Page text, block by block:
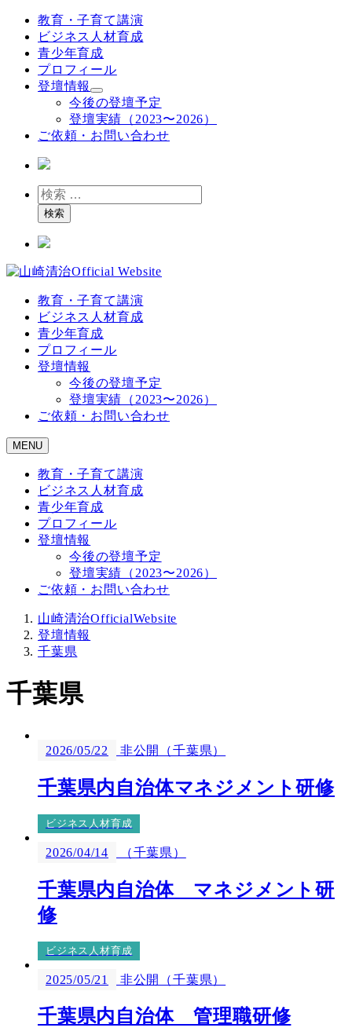
教育・子育て講演
ビジネス人材育成
青少年育成
プロフィール
登壇情報
今後の登壇予定
登壇実績（2023〜2026）
ご依頼・お問い合わせ
検
索検索
教育・子育て講演
ビジネス人材育成
青少年育成
プロフィール
登壇情報
今後の登壇予定
登壇実績（2023〜2026）
ご依頼・お問い合わせ
MENU
教育・子育て講演
ビジネス人材育成
青少年育成
プロフィール
登壇情報
今後の登壇予定
登壇実績（2023〜2026）
ご依頼・お問い合わせ
山崎清治OfficialWebsite
登壇情報
千葉県
千葉県
2026/05/22 非公開（千葉県）
千葉県内自治体マネジメント研修
ビジネス人材育成
2026/04/14 （千葉県）
千葉県内自治体 マネジメント研
修
ビジネス人材育成
2025/05/21 非公開（千葉県）
千葉県内自治体 管理職研修